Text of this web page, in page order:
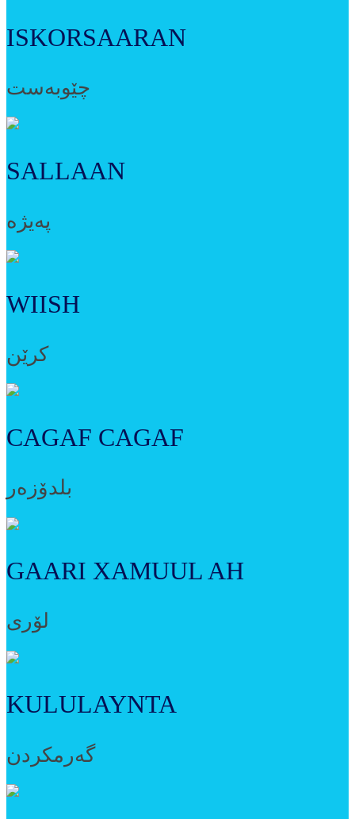
ISKORSAARAN
چێوبەست
SALLAAN
پەیژە
WIISH
کرێن
CAGAF CAGAF
بلدۆزەر
GAARI XAMUUL AH
لۆری
KULULAYNTA
گەرمکردن